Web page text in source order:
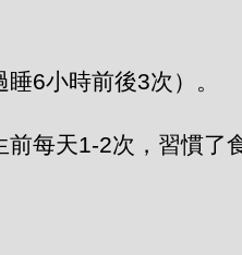
6小時前後3次）。
前每天1-2次，習慣了